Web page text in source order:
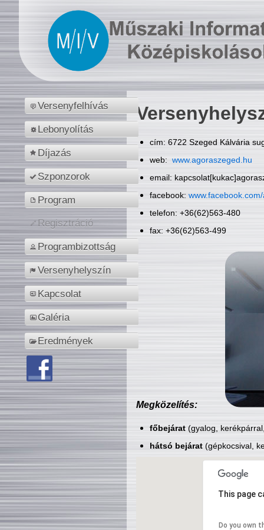
Versenyfelhívás
Lebonyolítás
Díjazás
Szponzorok
Program
Regisztráció
Programbizottság
Versenyhelyszín
Kapcsolat
Galéria
Eredmények
cím: 6722 Szeged Kálvária
web: www.agoraszeged.hu
email:
facebook:
telefon: +36(62)563-480
fax: +36(62)563-499
Megközelítés:
főbejárat(gyalog,
hátsó bejárat(gépkocsival,
This page
Do you own